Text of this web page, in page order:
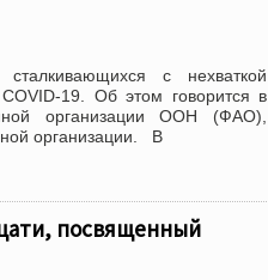
с нехваткой
19. Об этом говорится в
организации ООН (ФАО),
организации. В
посвященный